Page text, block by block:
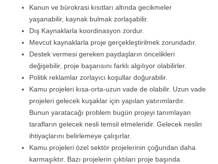
Kanun ve bürokrasi kısıtları altında gecikmeler
yaşanabilir, kaynak bulmak zorlaşabilir.
Dış Kaynaklarla koordinasyon zordur.
Mevcut kaynaklarla proje gerçekleştirilmek zorundadır.
Destek vermesi gereken paydaşların öncelikleri
değişebilir, proje başarısını farklı algılıyor olabilirler.
Politik reklamlar zorlayıcı koşullar doğurabilir.
Kamu projeleri kısa-orta-uzun vade de olabilir. Uzun vade
projeleri gelecek kuşaklar için yapılan yatırımlardır.
Bunun yaratacağı problem bugün projeyi tanımlayan
tarafların gelecek nesli temsil etmeleridir. Gelecek neslin
ihtiyaçlarını belirlemeye çalışırlar.
Kamu projeleri özel sektör projelerinin çoğundan daha
karmaşıktır. Bazı projelerin çıktıları proje başında